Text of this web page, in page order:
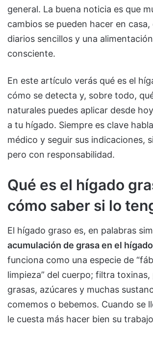
general. La buena noticia es que
cambios se pueden hacer en
diarios sencillos y una
consciente.
En este artículo verás qué es el
cómo se detecta y, sobre todo,
naturales puedes aplicar desde
a tu hígado. Siempre es clave
médico y seguir sus indicaciones,
pero con responsabilidad.
Qué es el hígado
cómo saber si lo
El hígado graso es, en palabras
acumulación de grasa en el hígado
funciona como una especie de
limpieza” del cuerpo; filtra toxinas,
grasas, azúcares y muchas
comemos o bebemos. Cuando se
le cuesta más hacer bien su